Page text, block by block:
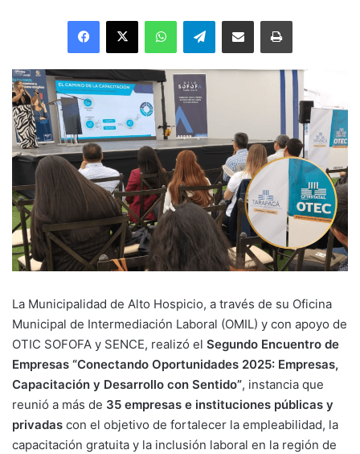
Facebook
X WhatsAppTelegramEnviar vía email Imprimir
La Municipalidad de Alto Hospicio, a través de su Oficina
Municipal de Intermediación Laboral (OMIL) y con apoyo de
OTIC SOFOFA y SENCE, realizó el Segundo Encuentro de
Empresas “Conectando Oportunidades 2025: Empresas,
Capacitación y Desarrollo con Sentido”, instancia que
reunió a más de 35 empresas e instituciones públicas y
privadas con el objetivo de fortalecer la empleabilidad, la
capacitación gratuita y la inclusión laboral en la región de